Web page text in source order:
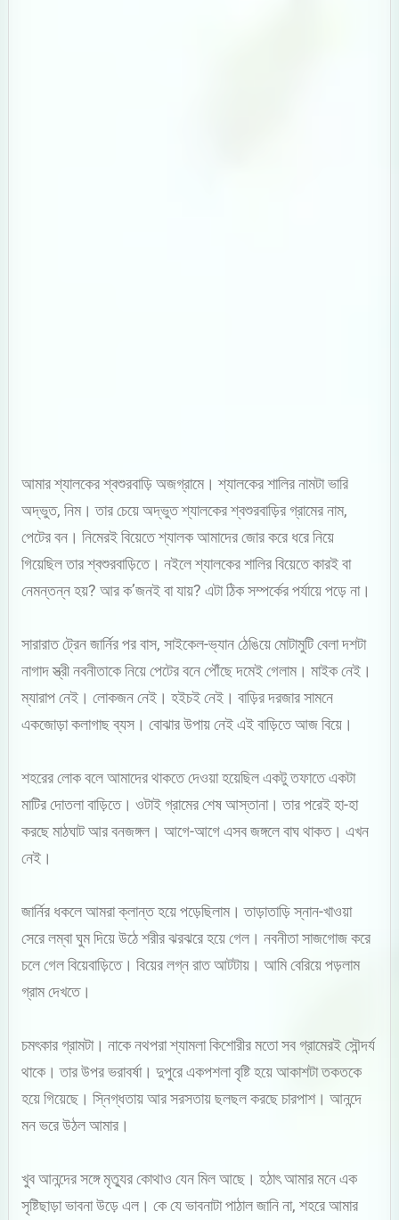
আমার শ্যালকের শ্বশুরবাড়ি অজগ্রামে। শ্যালকের শালির নামটা ভারি
অদ্ভুত, নিম। তার চেয়ে অদ্ভুত শ্যালকের শ্বশুরবাড়ির গ্রামের নাম,
পেটের বন। নিমেরই বিয়েতে শ্যালক আমাদের জোর করে ধরে নিয়ে
গিয়েছিল তার শ্বশুরবাড়িতে। নইলে শ্যালকের শালির বিয়েতে কারই বা
নেমন্তন্ন হয়? আর ক’জনই বা যায়? এটা ঠিক সম্পর্কের পর্যায়ে পড়ে না।
সারারাত ট্রেন জার্নির পর বাস, সাইকেল-ভ্যান ঠেঙিয়ে মোটামুটি বেলা দশটা
নাগাদ স্ত্রী নবনীতাকে নিয়ে পেটের বনে পৌঁছে দমেই গেলাম। মাইক নেই।
ম্যারাপ নেই। লোকজন নেই। হইচই নেই। বাড়ির দরজার সামনে
একজোড়া কলাগাছ ব্যস। বোঝার উপায় নেই এই বাড়িতে আজ বিয়ে।
শহরের লোক বলে আমাদের থাকতে দেওয়া হয়েছিল একটু তফাতে একটা
মাটির দোতলা বাড়িতে। ওটাই গ্রামের শেষ আস্তানা। তার পরেই হা-হা
করছে মাঠঘাট আর বনজঙ্গল। আগে-আগে এসব জঙ্গলে বাঘ থাকত। এখন
নেই।
জার্নির ধকলে আমরা ক্লান্ত হয়ে পড়েছিলাম। তাড়াতাড়ি স্নান-খাওয়া
সেরে লম্বা ঘুম দিয়ে উঠে শরীর ঝরঝরে হয়ে গেল। নবনীতা সাজগোজ করে
চলে গেল বিয়েবাড়িতে। বিয়ের লগ্ন রাত আটটায়। আমি বেরিয়ে পড়লাম
গ্রাম দেখতে।
চমৎকার গ্রামটা। নাকে নথপরা শ্যামলা কিশোরীর মতো সব গ্রামেরই সৌন্দর্য
থাকে। তার উপর ভরাবর্ষা। দুপুরে একপশলা বৃষ্টি হয়ে আকাশটা তকতকে
হয়ে গিয়েছে। স্নিগ্ধতায় আর সরসতায় ছলছল করছে চারপাশ। আনন্দে
মন ভরে উঠল আমার।
খুব আনন্দের সঙ্গে মৃত্যুর কোথাও যেন মিল আছে। হঠাৎ আমার মনে এক
সৃষ্টিছাড়া ভাবনা উড়ে এল। কে যে ভাবনাটা পাঠাল জানি না, শহরে আমার